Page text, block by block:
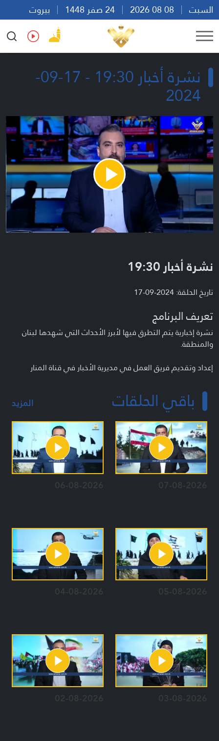
السبت
بيروت
20:53
Ar En Fr Es
نشرة أخبار 19:30 - 17-09-
2024
Play
Video
نشرة أخبار 19:30
تاريخ الحلقة: 2024-09-17
تعريف البرنامج
نشرة إخبارية يتم التطرق فيها لأبرز الأحداث التي شهدها لبنان
والمنطقة.
إعداد وتقديم فريق العمل في مديرية الأخبار في قناة المنار
باقي الحلقات المزيد
07-08-2026
06-08-2026
05-08-2026
04-08-2026
03-08-2026
02-08-2026